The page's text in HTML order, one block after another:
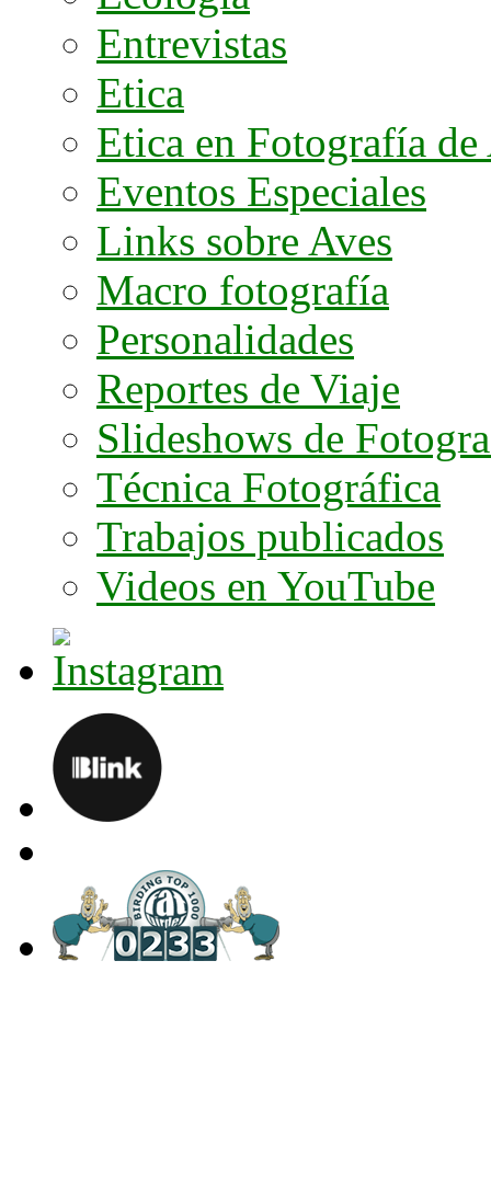
Entrevistas
Etica
Etica en Fotografía de
Eventos Especiales
Links sobre Aves
Macro fotografía
Personalidades
Reportes de Viaje
Slideshows de
Técnica Fotográfica
Trabajos publicados
Videos en YouTube